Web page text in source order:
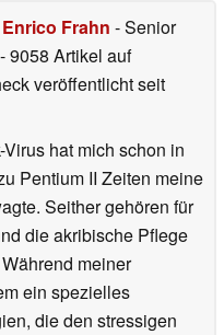
Enrico Frahn - Senior
- 9058 Artikel auf
veröffentlichtseit
Virus hat mich schon in
Pentium II Zeiten meine
Seither gehören für
die akribische Pflege
meiner
ein spezielles
die den stressigen